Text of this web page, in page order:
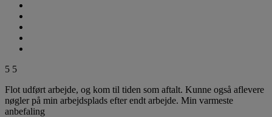
5 5
Flot udført arbejde, og kom til tiden som aftalt. Kunne også aflevere
nøgler på min arbejdsplads efter endt arbejde. Min varmeste
anbefaling